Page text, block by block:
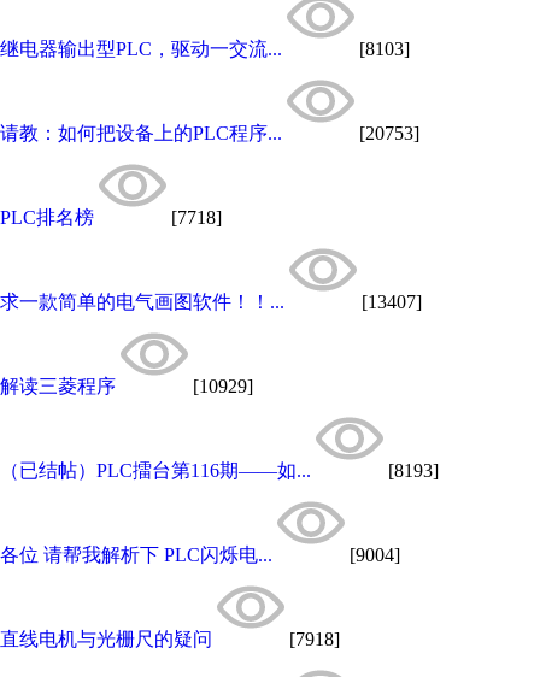
继电器输出型PLC，驱动一交流... [8103]
请教：如何把设备上的PLC程序... [20753]
PLC排名榜 [7718]
求一款简单的电气画图软件！！... [13407]
解读三菱程序 [10929]
（已结帖）PLC擂台第116期——如... [8193]
各位 请帮我解析下 PLC闪烁电... [9004]
直线电机与光栅尺的疑问 [7918]